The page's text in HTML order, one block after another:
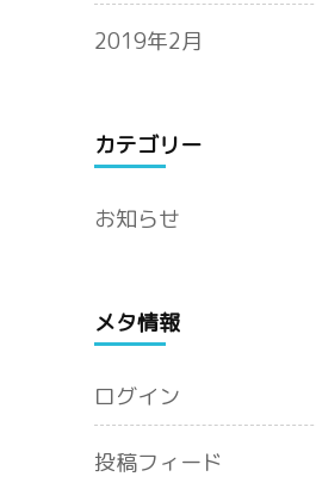
2019年2月
カテゴリー
お知らせ
メタ情報
ログイン
投稿フィード